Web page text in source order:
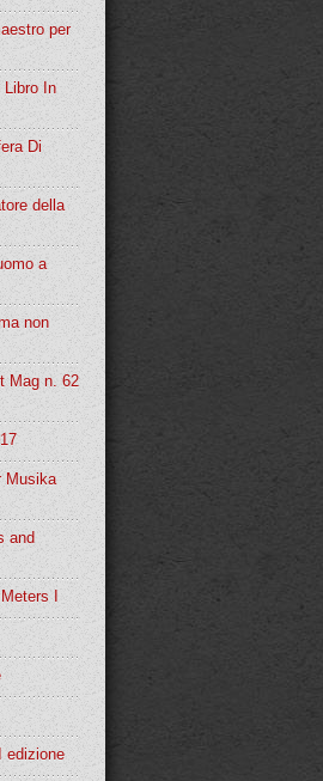
per
Libro In
Di
della
a
non
Mag n. 62
Musika
and
I
edizione